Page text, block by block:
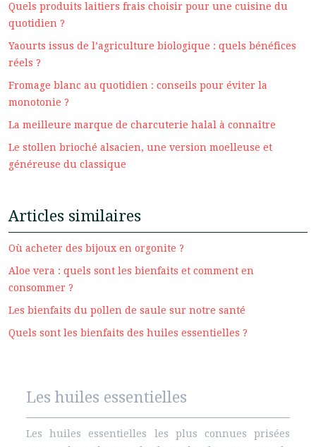
Quels produits laitiers frais choisir pour une cuisine du
quotidien ?
Yaourts issus de l’agriculture biologique : quels bénéfices
réels ?
Fromage blanc au quotidien : conseils pour éviter la
monotonie ?
La meilleure marque de charcuterie halal à connaître
Le stollen brioché alsacien, une version moelleuse et
généreuse du classique
Articles similaires
Où acheter des bijoux en orgonite ?
Aloe vera : quels sont les bienfaits et comment en
consommer ?
Les bienfaits du pollen de saule sur notre santé
Quels sont les bienfaits des huiles essentielles ?
Les huiles essentielles
Les huiles essentielles les plus connues prisées